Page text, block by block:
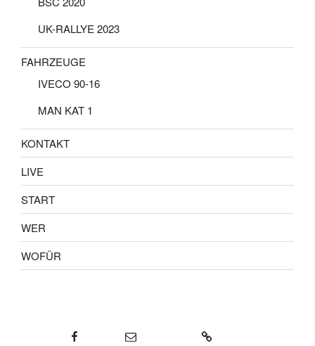
UK-RALLYE 2023
FAHRZEUGE
IVECO 90-16
MAN KAT 1
KONTAKT
LIVE
START
WER
WOFÜR
E-Mail KONTAKT